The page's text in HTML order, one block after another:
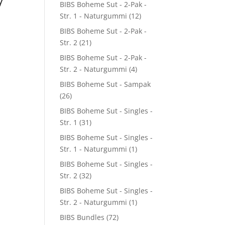
BIBS Boheme Sut - 2-Pak -
Str. 1 - Naturgummi (12)
BIBS Boheme Sut - 2-Pak -
Str. 2 (21)
BIBS Boheme Sut - 2-Pak -
Str. 2 - Naturgummi (4)
BIBS Boheme Sut - Sampak
(26)
BIBS Boheme Sut - Singles -
Str. 1 (31)
BIBS Boheme Sut - Singles -
Str. 1 - Naturgummi (1)
BIBS Boheme Sut - Singles -
Str. 2 (32)
BIBS Boheme Sut - Singles -
Str. 2 - Naturgummi (1)
BIBS Bundles (72)